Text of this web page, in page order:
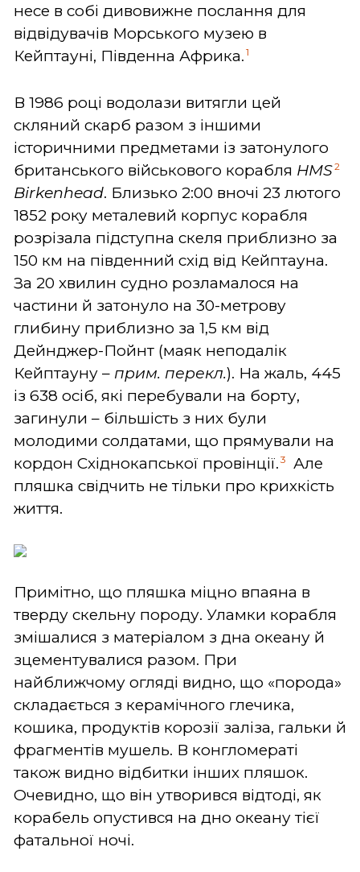
несе в собі дивовижне послання для
відвідувачів Морського музею в
Кейптауні, Південна Африка. 1
В 1986 році водолази витягли цей
скляний скарб разом з іншими
історичними предметами із затонулого
британського військового корабля HMS2
Birkenhead. Близько 2:00 вночі 23 лютого
1852 року металевий корпус корабля
розрізала підступна скеля приблизно за
150 км на південний схід від Кейптауна.
За 20 хвилин судно розламалося на
частини й затонуло на 30-метрову
глибину приблизно за 1,5 км від
Дейнджер-Пойнт (маяк неподалік
Кейптауну – прим. перекл.). На жаль, 445
із 638 осіб, які перебували на борту,
загинули – більшість з них були
молодими солдатами, що прямували на
кордон Східнокапської провінції. 3
Але
пляшка свідчить не тільки про крихкість
життя.
Примітно, що пляшка міцно впаяна в
тверду скельну породу. Уламки корабля
змішалися з матеріалом з дна океану й
зцементувалися разом. При
найближчому огляді видно, що «порода»
складається з керамічного глечика,
кошика, продуктів корозії заліза, гальки й
фрагментів мушель. В конгломераті
також видно відбитки інших пляшок.
Очевидно, що він утворився відтоді, як
корабель опустився на дно океану тієї
фатальної ночі.